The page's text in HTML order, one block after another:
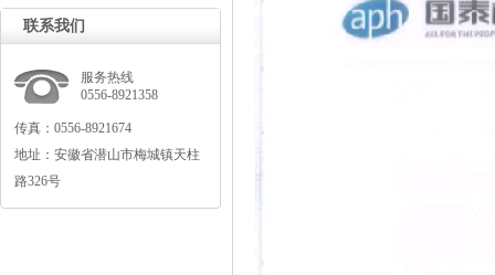
联系我们
服务热线
0556-8921358
传真：0556-8921674
地址：安徽省潜山市梅城镇天柱
路326号